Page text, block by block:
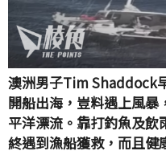
澳洲男子Tim Shaddock
開船出海，豈料遇上風
平洋漂流。靠打釣魚及飲
終遇到漁船獲救，而且健